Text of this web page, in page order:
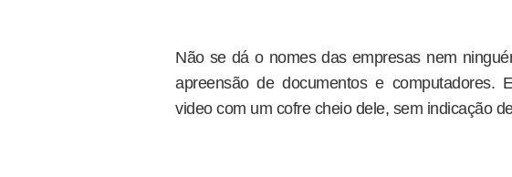
Não se dá o nomes das empresas nem
apreensão de documentos e computadores.
video com um cofre cheio dele, sem indicação